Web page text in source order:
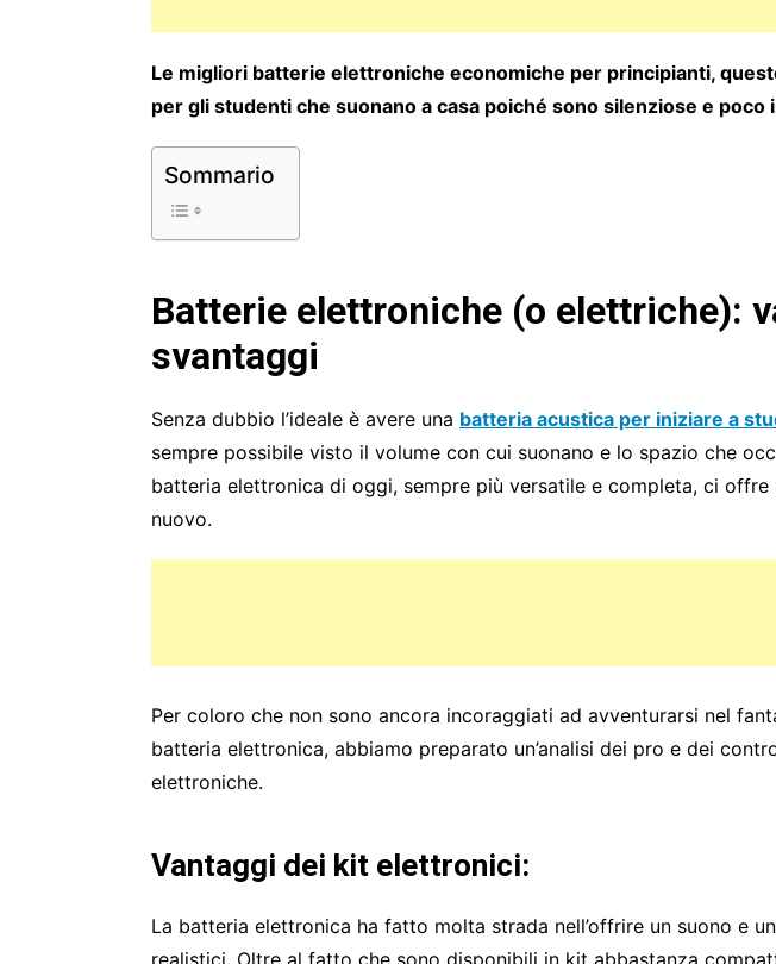
Le migliori batterie elettroniche economiche per principianti,
per gli studenti che suonano a casa poiché sono silenziose e poco
Sommario
Batterie elettroniche (o elettriche):
svantaggi
Senza dubbio l’ideale è avere una batteria acustica per iniziare a
sempre possibile visto il volume con cui suonano e lo spazio che
batteria elettronica di oggi, sempre più versatile e completa, ci offre
nuovo.
Per coloro che non sono ancora incoraggiati ad avventurarsi nel
batteria elettronica, abbiamo preparato un’analisi dei pro e dei
elettroniche.
Vantaggi dei kit elettronici:
La batteria elettronica ha fatto molta strada nell’offrire un suono e